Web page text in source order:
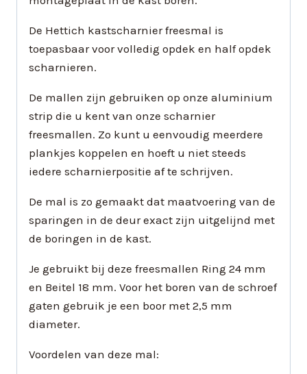
De Hettich kastscharnier freesmal is
toepasbaar voor volledig opdek en half opdek
scharnieren.
De mallen zijn gebruiken op onze aluminium
strip die u kent van onze scharnier
freesmallen. Zo kunt u eenvoudig meerdere
plankjes koppelen en hoeft u niet steeds
iedere scharnierpositie af te schrijven.
De mal is zo gemaakt dat maatvoering van de
sparingen in de deur exact zijn uitgelijnd met
de boringen in de kast.
Je gebruikt bij deze freesmallen Ring 24 mm
en Beitel 18 mm. Voor het boren van de schroef
gaten gebruik je een boor met 2,5 mm
diameter.
Voordelen van deze mal: